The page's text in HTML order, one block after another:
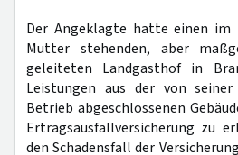
Der Angeklagte hatte einen im
Mutter stehenden, aber
geleiteten Landgasthof in
Leistungen aus der von
Betrieb abgeschlossenen
Ertragsausfallversicherung zu
den Schadensfall der